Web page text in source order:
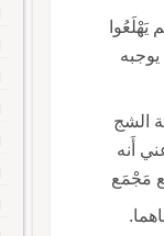
الشج
أَنه
مَجْمَع